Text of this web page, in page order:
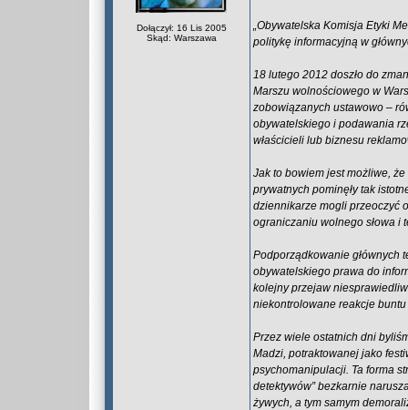
Dołączył: 16 Lis 2005
Skąd: Warszawa
„Obywatelska Komisja Etyki
politykę informacyjną w
18 lutego 2012 doszło do
Marszu wolnościowego w
zobowiązanych ustawowo –
obywatelskiego i podawania
właścicieli lub biznesu
Jak to bowiem jest możliwe,
prywatnych pominęły tak
dziennikarze mogli przeoczyć
ograniczaniu wolnego słowa i
Podporządkowanie głównych
obywatelskiego prawa do
kolejny przejaw
niekontrolowane reakcje
Przez wiele ostatnich dni
Madzi, potraktowanej jako
psychomanipulacji. Ta forma
detektywów” bezkarnie
żywych, a tym samym